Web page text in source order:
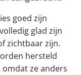
goed zijn
glad zijn
zichtbaar zijn.
hersteld
ze anders